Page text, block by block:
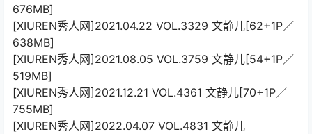
676MB]
[XIUREN秀人网]2021.04.22 VOL.3329 文静儿[62+1P／
638MB]
[XIUREN秀人网]2021.08.05 VOL.3759 文静儿[54+1P／
519MB]
[XIUREN秀人网]2021.12.21 VOL.4361 文静儿[70+1P／
755MB]
[XIUREN秀人网]2022.04.07 VOL.4831 文静儿